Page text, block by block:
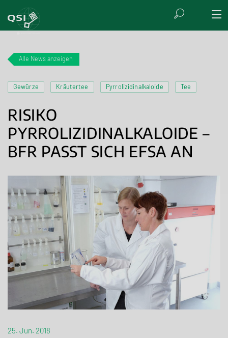
Alle News anzeigen
Gewürze Kräutertee Pyrrolizidinalkaloide Tee
RISIKO
PYRROLIZIDINALKALOIDE –
BFR PASST SICH EFSA AN
25. Jun. 2018